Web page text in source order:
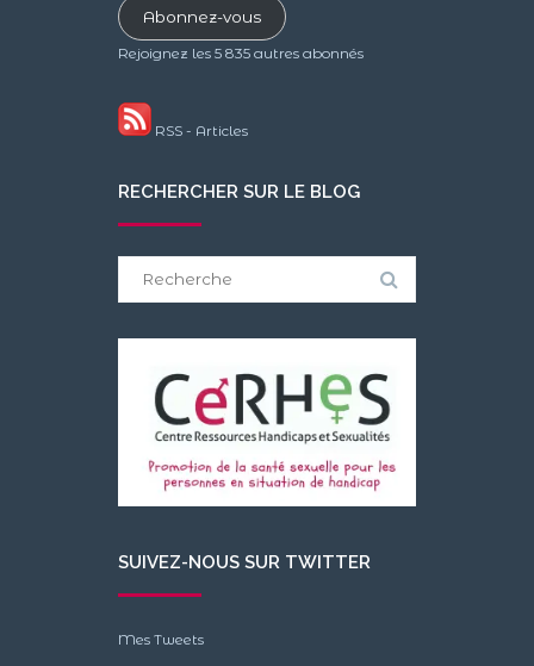
mailAbonnez-vous
Rejoignez les 5 835 autres abonnés
RSS - Articles
RECHERCHER SUR LE BLOG
SUIVEZ-NOUS SUR TWITTER
Mes Tweets